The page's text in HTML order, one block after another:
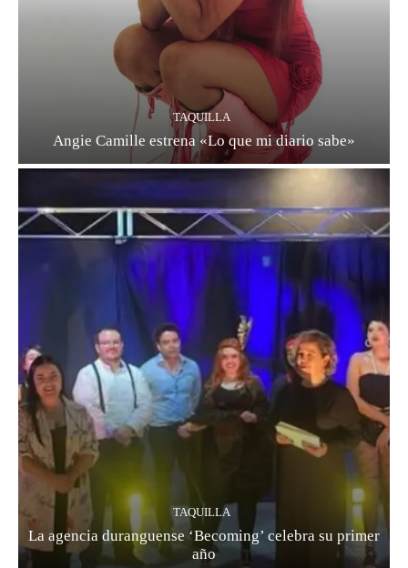
TAQUILLA
Angie Camille estrena «Lo que mi diario sabe»
TAQUILLA
La agencia duranguense ‘Becoming’ celebra su primer
año